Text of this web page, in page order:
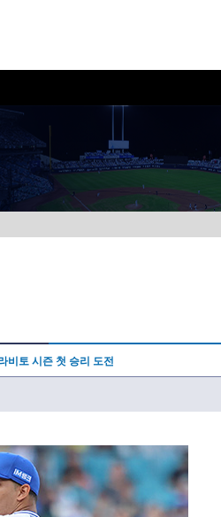
비토 시즌 첫 승리 도전